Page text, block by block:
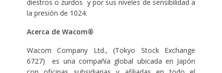
diestros o zurdos y por sus niveles de sensibilidad a
la presión de 1024.
Acerca de Wacom®
Wacom Company Ltd., (Tokyo Stock Exchange
6727) es una compañía global ubicada en Japón